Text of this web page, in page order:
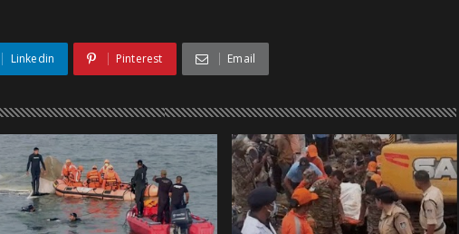
Linkedin Pinterest Email